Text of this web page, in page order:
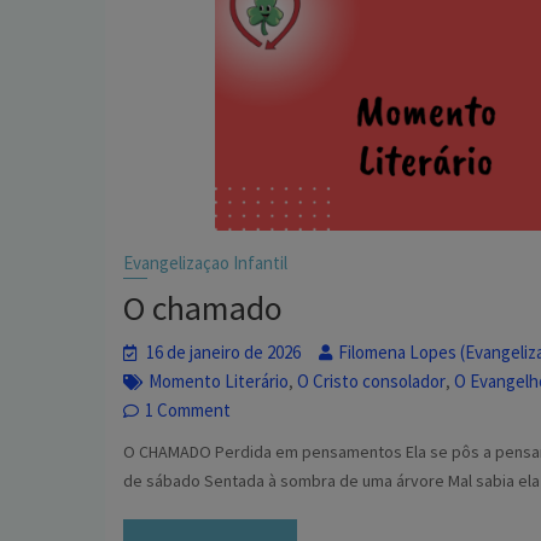
Evangelizaçao Infantil
O chamado
16 de janeiro de 2026
Filomena Lopes
Momento Literário,O Cristo consolador,O
1 Comment
O CHAMADO Perdida em pensamentos Ela se pôs a
de sábado Sentada à sombra de uma árvore Mal sabia